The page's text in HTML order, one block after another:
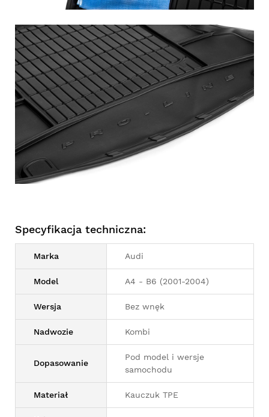
Specyfikacja techniczna:
Marka Audi
Model A4 - B6 (2001-2004)
Wersja Bez wnęk
Nadwozie Kombi
Dopasowanie
Pod model i wersje
samochodu
Materiał Kauczuk TPE